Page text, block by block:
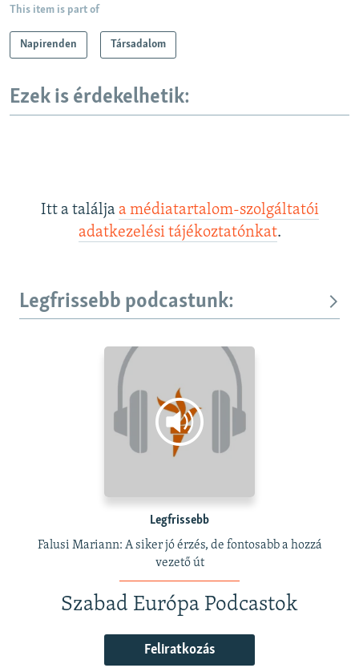
This item is part of
Napirenden Társadalom
Ezek is érdekelhetik:
Itt a találja a médiatartalom-szolgáltatói
adatkezelési tájékoztatónkat.
Legfrissebb podcastunk:
Legfrissebb
Falusi Mariann: A siker jó érzés, de fontosabb a hozzá
vezető út
Szabad Európa Podcastok
Feliratkozás